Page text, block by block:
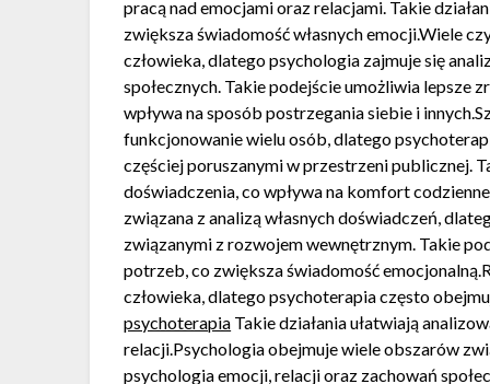
pracą nad emocjami oraz relacjami. Takie
zwiększa świadomość własnych emocji.Wiele
człowieka, dlatego psychologia zajmuje się
społecznych. Takie podejście umożliwia lepsze
wpływa na sposób postrzegania siebie i
funkcjonowanie wielu osób, dlatego
częściej poruszanymi w przestrzeni publicznej.
doświadczenia, co wpływa na komfort
związana z analizą własnych doświadczeń,
związanymi z rozwojem wewnętrznym. Takie
potrzeb, co zwiększa świadomość
człowieka, dlatego psychoterapia często
psychoterapia Takie działania ułatwiają
relacji.Psychologia obejmuje wiele obszarów
psychologia emocji, relacji oraz zachowań